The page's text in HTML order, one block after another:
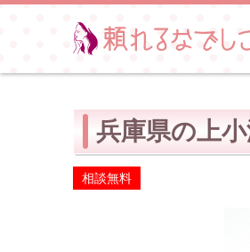
兵庫県の上
相談無料